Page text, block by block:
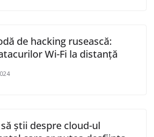
de hacking rusească:
Wi-Fi la distanță
știi despre cloud-ul